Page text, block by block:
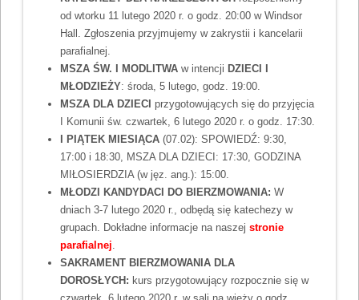
od wtorku 11 lutego 2020 r. o godz. 20:00 w Windsor
Hall. Zgłoszenia przyjmujemy w zakrystii i kancelarii
parafialnej.
MSZA ŚW. I MODLITWAw intencji DZIECI I
MŁODZIEŻY: środa, 5 lutego, godz. 19:00.
MSZA DLA DZIECIprzygotowujących się do przyjęcia
I Komunii św. czwartek, 6 lutego 2020 r. o godz. 17:30.
I PIĄTEK MIESIĄCA(07.02): SPOWIEDŹ: 9:30,
17:00 i 18:30, MSZA DLA DZIECI: 17:30, GODZINA
MIŁOSIERDZIA (w jęz. ang.): 15:00.
MŁODZI KANDYDACI DO BIERZMOWANIA: W
dniach 3-7 lutego 2020 r., odbędą się katechezy w
grupach. Dokładne informacje na naszejstronie
parafialnej.
SAKRAMENT BIERZMOWANIA DLA
DOROSŁYCH: kurs przygotowujący rozpocznie się w